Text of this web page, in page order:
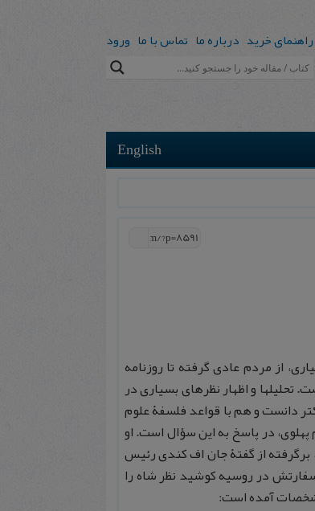
راهنمای خرید درباره ما تماس با ما ورود
English
از مردم عادی گرفته تا روزنامه
تحلیلها و اظهار نظرهای بسیاری در
دانست و هم با قواعد فلسفۀ علوم
پهلوی، در پاسخ به این سؤال است. او
از گفتۀ جان اف کندی رئیس
در روسیه کوشید نظر شاه را
آمده است: